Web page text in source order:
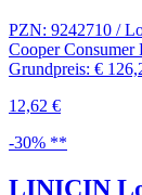
PZN: 9242710 /
Cooper Consumer
Grundpreis: €
12,62 €
-30% **
LINICIN